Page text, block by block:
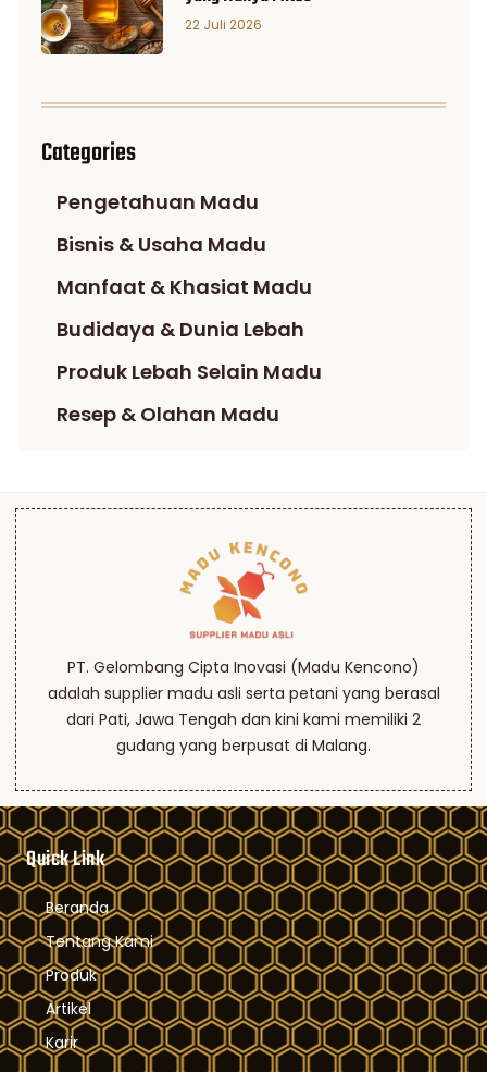
22 Juli 2026
Categories
Pengetahuan Madu
Bisnis & Usaha Madu
Manfaat & Khasiat Madu
Budidaya & Dunia Lebah
Produk Lebah Selain Madu
Resep & Olahan Madu
PT. Gelombang Cipta Inovasi (Madu Kencono)
adalah supplier madu asli serta petani yang berasal
dari Pati, Jawa Tengah dan kini kami memiliki 2
gudang yang berpusat di Malang.
Quick Link
Beranda
Tentang Kami
Produk
Artikel
Karir